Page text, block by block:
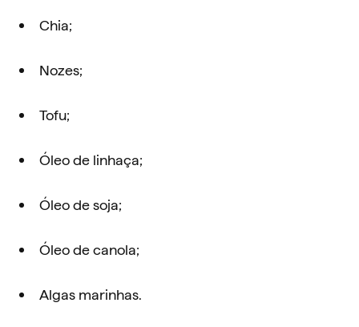
Chia;
Nozes;
Tofu;
Óleo de linhaça;
Óleo de soja;
Óleo de canola;
Algas marinhas.